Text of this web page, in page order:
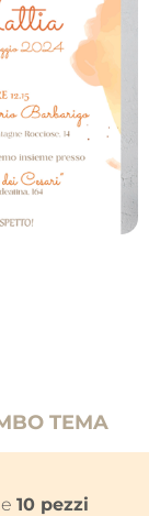
TEMA
10 pezzi